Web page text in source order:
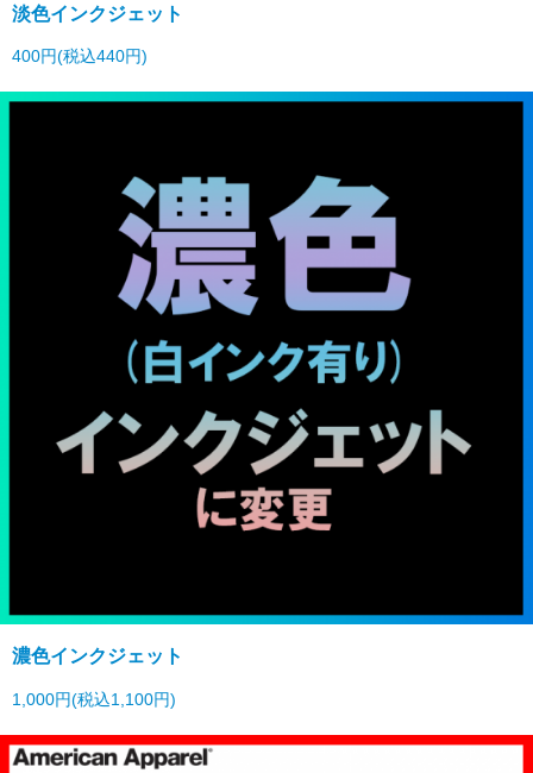
淡色インクジェット
400円(税込440円)
濃色インクジェット
1,000円(税込1,100円)